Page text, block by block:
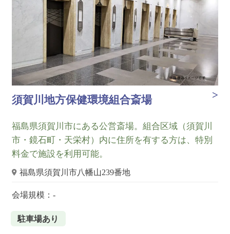
須賀川地方保健環境組合斎場
福島県須賀川市にある公営斎場。組合区域（須賀川
市・鏡石町・天栄村）内に住所を有する方は、特別
料金で施設を利用可能。
福島県須賀川市八幡山239番地
会場規模：-
駐車場あり